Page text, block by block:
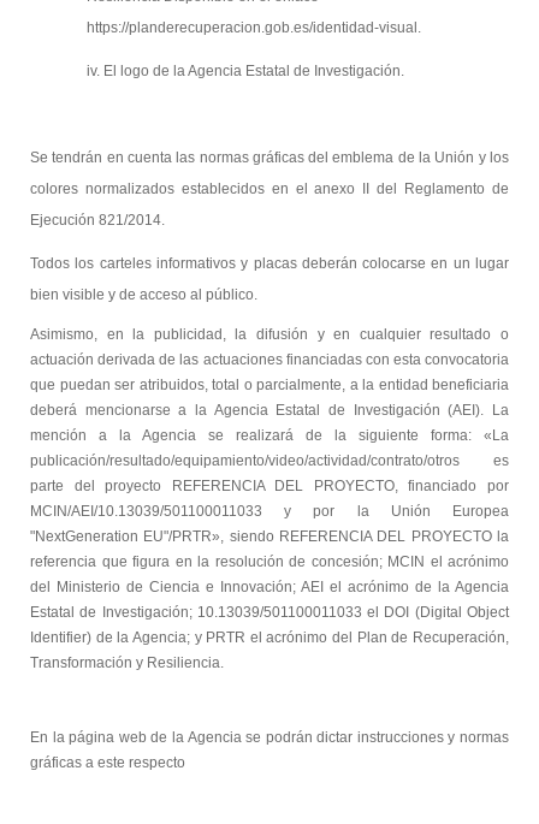
https://planderecuperacion.gob.es/identidad-visual.
iv. El logo de la Agencia Estatal de Investigación.
Se tendrán en cuenta las normas gráficas del emblema de la Unión y los
colores normalizados establecidos en el anexo II del Reglamento de
Ejecución 821/2014.
Todos los carteles informativos y placas deberán colocarse en un lugar
bien visible y de acceso al público.
Asimismo, en la publicidad, la difusión y en cualquier resultado o
actuación derivada de las actuaciones financiadas con esta convocatoria
que puedan ser atribuidos, total o parcialmente, a la entidad beneficiaria
deberá mencionarse a la Agencia Estatal de Investigación (AEI). La
mención a la Agencia se realizará de la siguiente forma: «La
publicación/resultado/equipamiento/video/actividad/contrato/otros es
parte del proyecto REFERENCIA DEL PROYECTO, financiado por
MCIN/AEI/10.13039/501100011033 y por la Unión Europea
"NextGeneration EU"/PRTR», siendo REFERENCIA DEL PROYECTO la
referencia que figura en la resolución de concesión; MCIN el acrónimo
del Ministerio de Ciencia e Innovación; AEI el acrónimo de la Agencia
Estatal de
Investigación; 10.13039/501100011033 el DOI (Digital Object
Identifier) de la Agencia; y PRTR el acrónimo del Plan de Recuperación,
Transformación y Resiliencia.
En la página web de la Agencia se podrán dictar instrucciones y normas
gráficas a este respecto